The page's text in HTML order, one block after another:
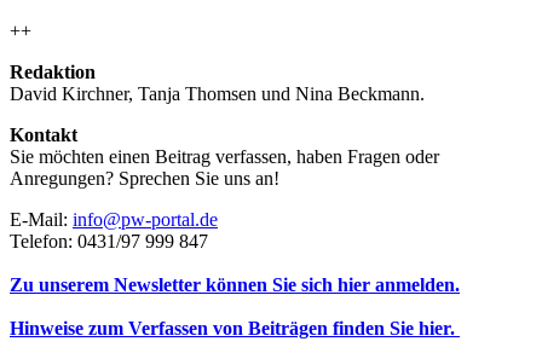
++
Redaktion
David Kirchner, Tanja Thomsen und Nina Beckmann.
Kontakt
Sie möchten einen Beitrag verfassen, haben Fragen oder
Anregungen? Sprechen Sie uns an!
E-Mail: info@pw-portal.de
Telefon: 0431/97 999 847
Zu unserem Newsletter können Sie sich hier anmelden.
Hinweise zum Verfassen von Beiträgen finden Sie hier.